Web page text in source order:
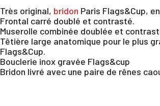
Très original, bridon Paris Flags&Cup,
Frontal carré doublé et contrasté.
Muserolle combinée doublée et
Têtière large anatomique pour le plus
Flags&Cup.
Bouclerie inox gravée Flags&cup
Bridon livré avec une paire de rênes